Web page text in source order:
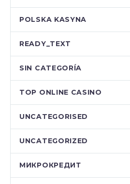
POLSKA KASYNA
READY_TEXT
SIN CATEGORÍA
TOP ONLINE CASINO
UNCATEGORISED
UNCATEGORIZED
МИКРОКРЕДИТ